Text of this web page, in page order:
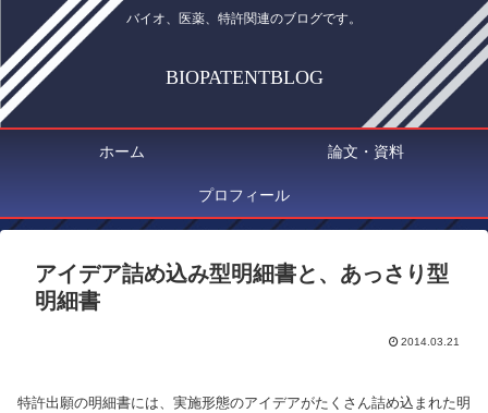
バイオ、医薬、特許関連のブログです。
BIOPATENTBLOG
ホーム 論文・資料
プロフィール
アイデア詰め込み型明細書と、あっさり型
明細書
2014.03.21
特許出願の明細書には、実施形態のアイデアがたくさん詰め込まれた明